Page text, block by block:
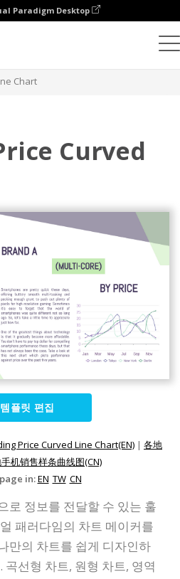
Paradigm Desktop
Chart
Curved
플릿 편집
Price Curved Line Chart(EN) | 各地
机销售样条曲线图(CN)
in:EN TW CN
로 정보를 전달할 수 있는 훌
패러다임의 차트 메이커를
만의 차트를 쉽게 디자인하
선형 차트, 원형 차트, 영역